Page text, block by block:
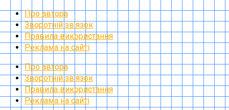
Про автора
Зворотній зв’язок
Правила використання
Реклама на сайті
Про автора
Зворотній зв’язок
Правила використання
Реклама на сайті